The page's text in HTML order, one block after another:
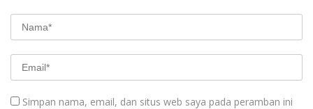
Simpan nama, email, dan situs web saya pada peramban ini